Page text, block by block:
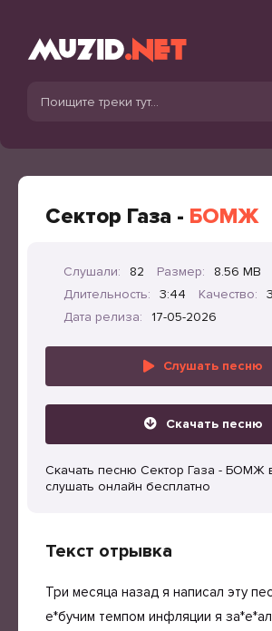
Сектор Газа - БОМЖ
Слушали: 82 Размер:
8.56 MB
Длительность:
3:44 Качество:
Дата релиза:
17-05-2026
Слушать песню
Скачать песню
Скачать песню Сектор Газа - БОМЖ
слушать онлайн бесплатно
Текст отрывка
Три месяца назад я написал эту
е*бучим темпом инфляции я